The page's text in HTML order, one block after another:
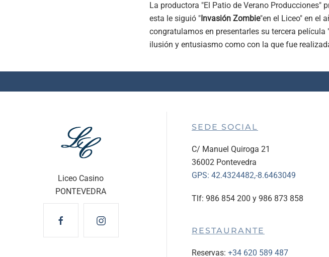
La productora "El Patio de Verano Producciones"
esta le siguió "Invasión Zombie"en el Liceo" en el
congratulamos en presentarles su tercera película
ilusión y entusiasmo como con la que fue
Liceo Casino
PONTEVEDRA
SEDE SOCIAL
C/ Manuel Quiroga 21
36002 Pontevedra
GPS: 42.4324482,-8.6463049
Tlf: 986 854 200 y 986 873 858
RESTAURANTE
Reservas: +34 620 589 487